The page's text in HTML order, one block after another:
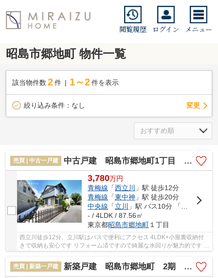
閲覧履歴 ログイン メニュー
昭島市郷地町 物件一覧
該当物件数 2件 1～2 件を表示
絞り込み条件： なし 変更
売買 | 中古一戸建 中古戸建 昭島市郷地町1丁目 全1棟
3,780万円
青梅線 「西立川
」駅 徒歩12分
青梅線 「東中神 」駅 徒歩20分
中央線 「立川
」駅 バス10分 「西郷地」 停歩5分
- / 4LDK / 87.56㎡
東京都昭島市郷地町１丁目
西立川徒歩12分、立川駅はバスで便利にアクセス 4LDK+小屋裏収納付
きで収納も安心です リフォーム済ですので綺麗な水回りが魅力的です ゆ
ったり間取りでご家族気持ちよく暮らせます
売買 | 新築一戸建
新築戸建 昭島市郷地町 2期 全2棟